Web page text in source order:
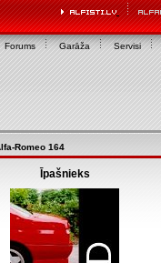
Forums Garāža Servisi
Romeo 164
Īpašnieks